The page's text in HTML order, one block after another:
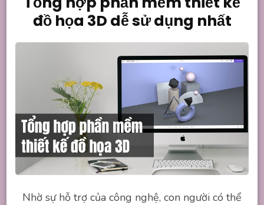
đồ họa 3D dễ sử dụng nhất
Nhờ sự hỗ trợ của công nghệ, con người có thể